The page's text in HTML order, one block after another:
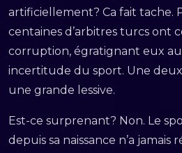
artificiellement? Ca fait tache.
centaines d’arbitres turcs ont
corruption, égratignant eux
incertitude du sport. Une
une grande lessive.
Est-ce surprenant? Non. Le
depuis sa naissance n’a jamais